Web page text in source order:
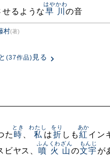
るような早川
はやかわ
の音
村(著)
(37作品) 見る
た 時
とき
私
わたし
は折
をり
しも紅
あか
イン
ヤス、 噴火山
ふんくわざん
の文宇
もんじ
が